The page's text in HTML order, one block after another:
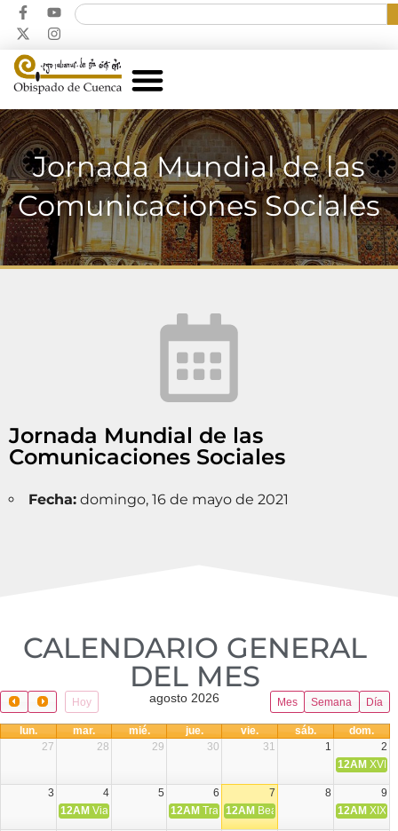
Jornada Mundial de las
Comunicaciones Sociales
Jornada Mundial de las
Comunicaciones Sociales
Fecha: domingo, 16 de mayo de 2021
CALENDARIO GENERAL
DEL MES​
Hoy Mes Semana Día
agosto 2026
lun. mar. mié. jue. vie. sáb.
dom.
27
28 29 30 31 1
2
12AM XVIII
3 4 5 6 7 8
9
12AM Viaje Diocesano a Japón.
12AM Transfiguración del Señor
12AM Beatos Cruz Laplana,
12AM XIX